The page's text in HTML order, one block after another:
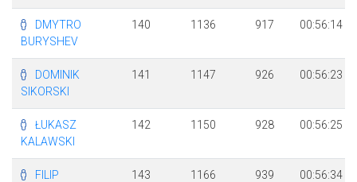
DMYTRO
BURYSHEV
140 1136 917 00:56:14
DOMINIK
SIKORSKI
141 1147 926 00:56:23
ŁUKASZ
KALAWSKI
142 1150 928 00:56:25
FILIP
143 1166 939 00:56:34